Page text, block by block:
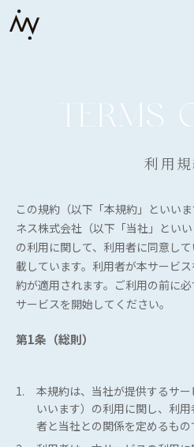
利用
この規約（以下「本規約」といい
ネス株式会社（以下「当社」とい
の利用に関して、利用者に同意し
載しています。利用者が本サービ
約が適用されます。ご利用の前に
サービスを開始してください。
第1条（総則）
1.
本規約は、当社が提供するサ
いいます）の利用に関し、利
者と当社との関係を定めるもの